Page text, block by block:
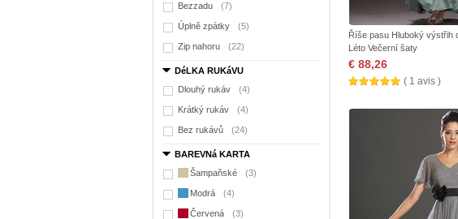
Bezzadu (7)
Úplně zpátky (5)
Zip nahoru (22)
DéLKA RUKáVU
Dlouhý rukáv
(4)
Krátký rukáv (4)
Bez rukávů (24)
BAREVNá KARTA
Šampaňské
(3)
Modrá (4)
Červená (3)
Říše pasu Hluboký výstřih
Léto Večerní šaty
€ 88,26
( 1 avis )